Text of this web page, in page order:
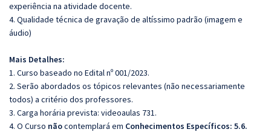
experiência na atividade docente.
4. Qualidade técnica de gravação de altíssimo padrão (imagem e
áudio)
Mais Detalhes:
1. Curso baseado no Edital nº 001/2023.
2. Serão abordados os tópicos relevantes (não necessariamente
todos) a critério dos professores.
3. Carga horária prevista: videoaulas 731.
4. O Curso nãocontemplará em Conhecimentos Específicos: 5.6.